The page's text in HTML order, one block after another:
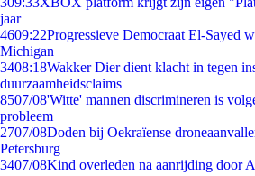
jaar
4609:22Progressieve Democraat El-Sayed
Michigan
3408:18Wakker Dier dient klacht in tegen
duurzaamheidsclaims
8507/08'Witte' mannen discrimineren is
probleem
2707/08Doden bij Oekraïense
Petersburg
3407/08Kind overleden na aanrijding door